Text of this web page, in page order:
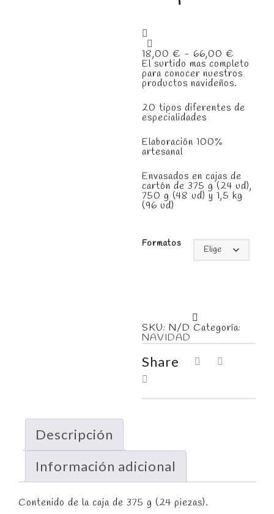
18,00 € - 66,00 €
de
precios:
desde
hasta
66,00 €
El surtido mas completo
para conocer nuestros
productos navideños.
20 tipos diferentes de
especialidades
Elaboración 100%
artesanal
Envasados en cajas de
cartón de 375 g (24 ud),
750 g (48 ud) y 1,5 kg
(96 ud)
Formatos
SKU: N/D Categoría:
NAVIDAD
Share
Descripción
Información adicional
Contenido de la caja de 375 g (24 piezas).